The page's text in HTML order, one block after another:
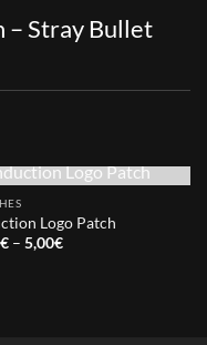
– Stray Bullet
OUT OF STOCK
Logo Patch
€ – 5,00€Price